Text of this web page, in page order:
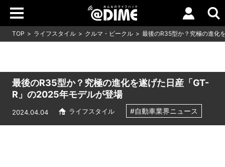
TOP ライフスタイル クルマ・ビークル 最後のR35型か？究極の進化
最後のR35型か？究極の進化を遂げた日産「GT-
R」の2025年モデルが登場
2024.04.04 ライフスタイル #自動車業界ニュース